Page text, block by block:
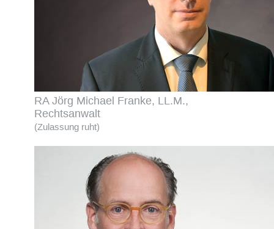
RA Jörg Michael Franke, LL.M.,
Rechtsanwalt
(Zulassung ruht)